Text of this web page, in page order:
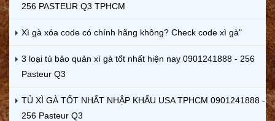
256 PASTEUR Q3 TPHCM
Xì gà xóa code có chính hãng không? Check code xì gà"
3 loại tủ bảo quản xì gà tốt nhất hiện nay 0901241888 - 256
Pasteur Q3
TỦ XÌ GÀ TỐT NHẤT NHẬP KHẨU USA TPHCM 0901241888 -
256 Pasteur Q3